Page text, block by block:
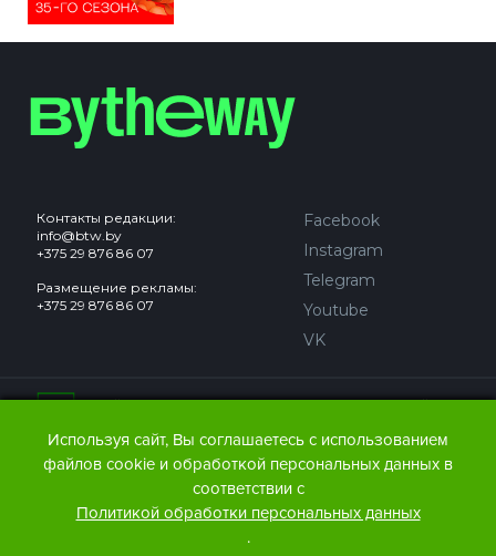
Контакты редакции:
info@btw.by
+375 29 876 86 07
Размещение рекламы:
+375 29 876 86 07
Facebook
Instagram
Telegram
Youtube
VK
Сайт может содержать контент, не предназначенный для
© 2016 – 2026 ООО
материалов The Bytheway ссылка
Используя сайт, Вы соглашаетесь с использованием
файлов cookie и обработкой персональных данных в
соответствии с
Политикой обработки персональных данных
.